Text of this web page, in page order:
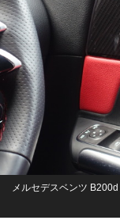
メルセデスベンツ B200d